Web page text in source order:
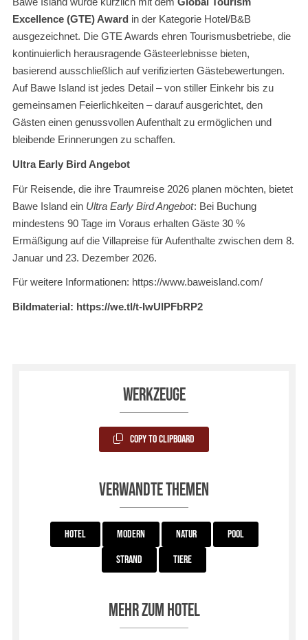
Bawe Island wurde kürzlich mit dem Global Tourism
Excellence (GTE) Award in der Kategorie Hotel/B&B
ausgezeichnet. Die GTE Awards ehren Tourismusbetriebe, die
kontinuierlich herausragende Gästeerlebnisse bieten,
basierend ausschließlich auf verifizierten Gästebewertungen.
Auf Bawe Island ist jedes Detail – von stiller Einkehr bis zu
gemeinsamen Feierlichkeiten – darauf ausgerichtet, den
Gästen einen genussvollen Aufenthalt zu ermöglichen und
bleibende Erinnerungen zu schaffen.
Ultra Early Bird Angebot
Für Reisende, die ihre Traumreise 2026 planen möchten, bietet
Bawe Island ein Ultra Early Bird Angebot: Bei Buchung
mindestens 90 Tage im Voraus erhalten Gäste 30 %
Ermäßigung auf die Villapreise für Aufenthalte zwischen dem 8.
Januar und 23. Dezember 2026.
Für weitere Informationen: https://www.baweisland.com/
Bildmaterial: https://we.tl/t-IwUlPFbRP2
Werkzeuge
Copy to Clipboard
Verwandte Themen
Hotel Modern Natur
Pool
Strand
Tiere
Mehr zum Hotel